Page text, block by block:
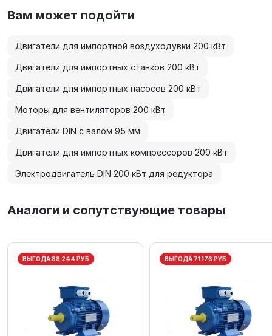
Вам может подойти
Двигатели для импортной воздуходувки 200 кВт
Двигатели для импортных станков 200 кВт
Двигатели для импортных насосов 200 кВт
Моторы для вентиляторов 200 кВт
Двигатели DIN с валом 95 мм
Двигатели для импортных компрессоров 200 кВт
Электродвигатель DIN 200 кВт для редуктора
Аналоги и сопутствующие товары
ВЫГОДА 88 244 РУБ ВЫГОДА 71 176 РУБ